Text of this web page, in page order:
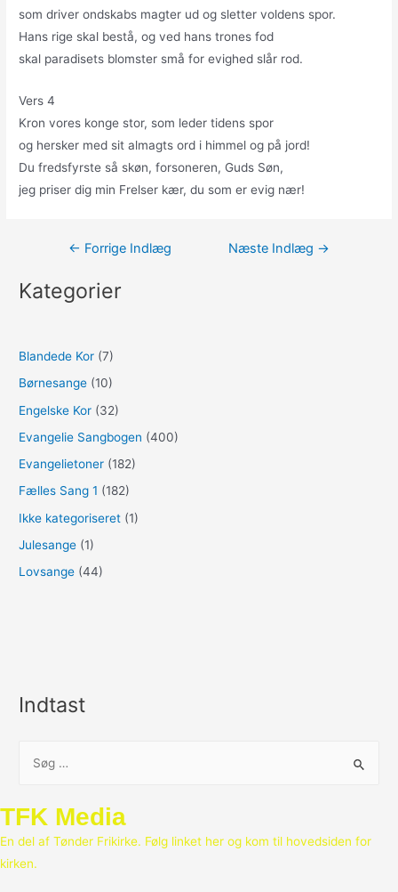
som driver ondskabs magter ud og sletter voldens spor.
Hans rige skal bestå, og ved hans trones fod
skal paradisets blomster små for evighed slår rod.
Vers 4
Kron vores konge stor, som leder tidens spor
og hersker med sit almagts ord i himmel og på jord!
Du fredsfyrste så skøn, forsoneren, Guds Søn,
jeg priser dig min Frelser kær, du som er evig nær!
Indlægsnavigation
← Forrige Indlæg Næste Indlæg →
Kategorier
Blandede Kor (7)
Børnesange (10)
Engelske Kor (32)
Evangelie Sangbogen (400)
Evangelietoner (182)
Fælles Sang 1 (182)
Ikke kategoriseret (1)
Julesange (1)
Lovsange (44)
Indtast
e
f
t
TFK Media
En del af Tønder Frikirke. Følg linket her og kom til hovedsiden for
kirken.